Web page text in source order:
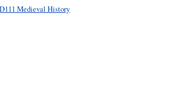
D111 Medieval History